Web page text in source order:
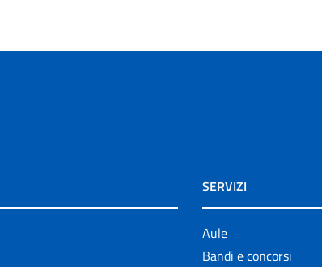
SERVIZI
Aule
Bandi e concorsi